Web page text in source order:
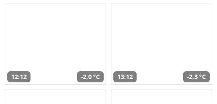
12:12 -2,0 °C 13:12 -2,3 °C